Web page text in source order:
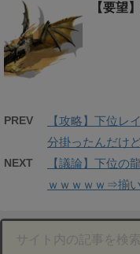
【要望
PREV
【攻略】下位レ
分掛ったんだけ
NEXT
【議論】下位の
ｗｗｗｗｗ⇒揃